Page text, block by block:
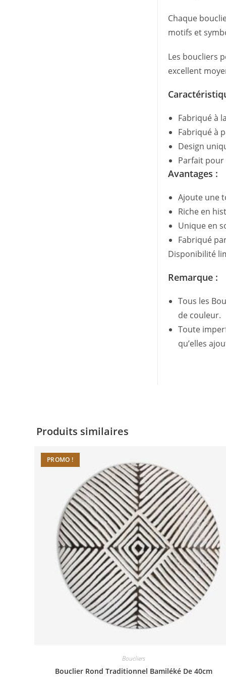
Chaque
motifs et
Les boucliers
excellent
Fabriqué à
Fabriqué à
Design
Parfait
Avantages :
Ajoute une
Riche en
Unique en
Fabriqué
Disponibilité
Remarque :
Tous les
de couleur.
Toute
qu’elles
Produits similaires
PROMO !
Boucliers
Bouclier Rond Traditionnel Bamiléké De 40cm